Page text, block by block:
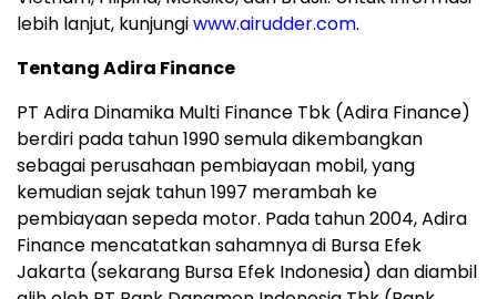
lebih lanjut, kunjungiwww.airudder.com.
Tentang Adira Finance
PT Adira Dinamika Multi Finance Tbk (Adira Finance)
berdiri pada tahun 1990 semula dikembangkan
sebagai perusahaan pembiayaan mobil, yang
kemudian sejak tahun 1997 merambah ke
pembiayaan sepeda motor. Pada tahun 2004, Adira
Finance mencatatkan sahamnya di Bursa Efek
Jakarta (sekarang Bursa Efek Indonesia) dan diambil